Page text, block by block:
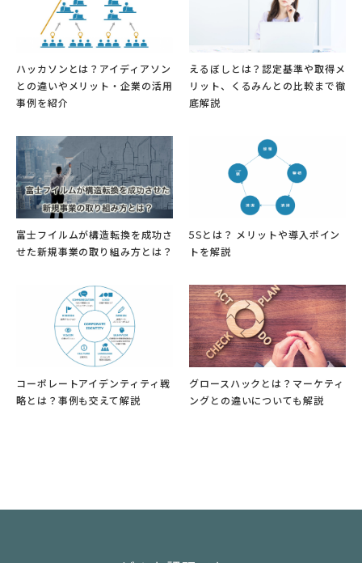
ハッカソンとは？アイディアソン
との違いやメリット・企業の活用
事例を紹介
えるぼしとは？認定基準や取得メ
リット、くるみんとの比較まで徹
底解説
富士フイルムが構造転換を成功さ
せた新規事業の取り組み方とは？
5Sとは？ メリットや導入ポイン
トを解説
コーポレートアイデンティティ戦
略とは？事例も交えて解説
グロースハックとは？マーケティ
ングとの違いについても解説